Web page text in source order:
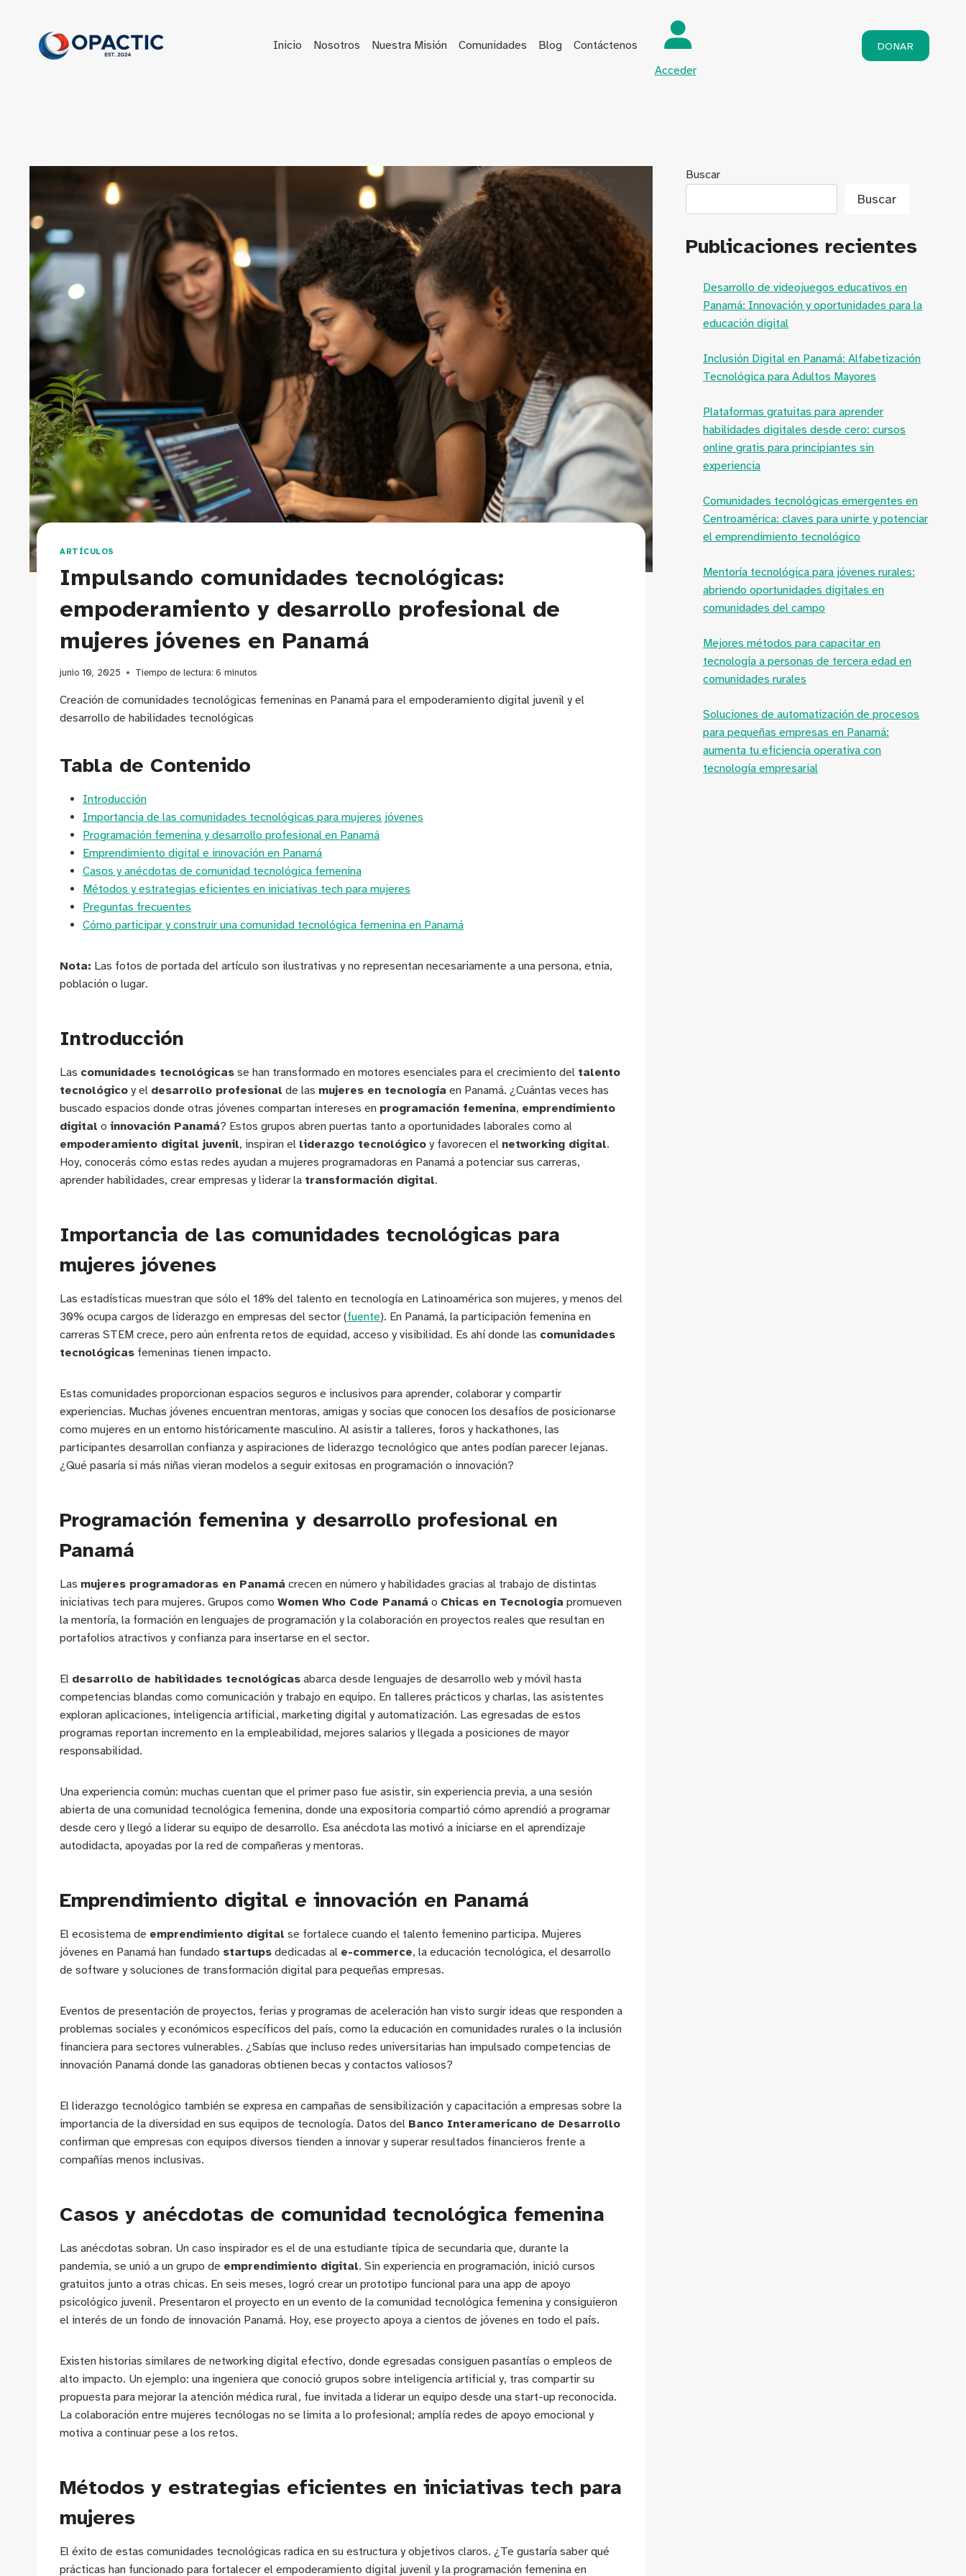
contenido
Inicio Nosotros Nuestra Misión Comunidades Blog
Contáctenos
Acceder
DONAR
ARTÍCULOS
Impulsando comunidades tecnológicas:
empoderamiento y desarrollo profesional de
mujeres jóvenes en Panamá
junio 10, 2025 Tiempo de lectura: 6 minutos
Creación de comunidades tecnológicas femeninas en Panamá para el empoderamiento digital juvenil y el
desarrollo de habilidades tecnológicas
Tabla de Contenido
Introducción
Importancia de las comunidades tecnológicas para mujeres jóvenes
Programación femenina y desarrollo profesional en Panamá
Emprendimiento digital e innovación en Panamá
Casos y anécdotas de comunidad tecnológica femenina
Métodos y estrategias eficientes en iniciativas tech para mujeres
Preguntas frecuentes
Cómo participar y construir una comunidad tecnológica femenina en Panamá
Nota: Las fotos de portada del artículo son ilustrativas y no representan necesariamente a una persona, etnia,
población o lugar.
Introducción
Las comunidades tecnológicas se han transformado en motores esenciales para el crecimiento del talento
tecnológico y el desarrollo profesional de las mujeres en tecnología en Panamá. ¿Cuántas veces has
buscado espacios donde otras jóvenes compartan intereses en programación femenina, emprendimiento
digital o innovación Panamá? Estos grupos abren puertas tanto a oportunidades laborales como al
empoderamiento digital juvenil, inspiran el liderazgo tecnológico y favorecen el networking digital.
Hoy, conocerás cómo estas redes ayudan a mujeres programadoras en Panamá a potenciar sus carreras,
aprender habilidades, crear empresas y liderar la transformación digital.
Importancia de las comunidades tecnológicas para
mujeres jóvenes
Las estadísticas muestran que sólo el 18% del talento en tecnología en Latinoamérica son mujeres, y menos del
30% ocupa cargos de liderazgo en empresas del sector (fuente). En Panamá, la participación femenina en
carreras STEM crece, pero aún enfrenta retos de equidad, acceso y visibilidad. Es ahí donde las comunidades
tecnológicas femeninas tienen impacto.
Estas comunidades proporcionan espacios seguros e inclusivos para aprender, colaborar y compartir
experiencias. Muchas jóvenes encuentran mentoras, amigas y socias que conocen los desafíos de posicionarse
como mujeres en un entorno históricamente masculino. Al asistir a talleres, foros y hackathones, las
participantes desarrollan confianza y aspiraciones de liderazgo tecnológico que antes podían parecer lejanas.
¿Qué pasaría si más niñas vieran modelos a seguir exitosas en programación o innovación?
Programación femenina y desarrollo profesional en
Panamá
Las mujeres programadoras en Panamá crecen en número y habilidades gracias al trabajo de distintas
iniciativas tech para mujeres. Grupos como Women Who Code Panamá o Chicas en Tecnología promueven
la mentoría, la formación en lenguajes de programación y la colaboración en proyectos reales que resultan en
portafolios atractivos y confianza para insertarse en el sector.
El desarrollo de habilidades tecnológicas abarca desde lenguajes de desarrollo web y móvil hasta
competencias blandas como comunicación y trabajo en equipo. En talleres prácticos y charlas, las asistentes
exploran aplicaciones, inteligencia artificial, marketing digital y automatización. Las egresadas de estos
programas reportan incremento en la empleabilidad, mejores salarios y llegada a posiciones de mayor
responsabilidad.
Una experiencia común: muchas cuentan que el primer paso fue asistir, sin experiencia previa, a una sesión
abierta de una comunidad tecnológica femenina, donde una expositoria compartió cómo aprendió a programar
desde cero y llegó a liderar su equipo de desarrollo. Esa anécdota las motivó a iniciarse en el aprendizaje
autodidacta, apoyadas por la red de compañeras y mentoras.
Emprendimiento digital e innovación en Panamá
El ecosistema de emprendimiento digital se fortalece cuando el talento femenino participa. Mujeres
jóvenes en Panamá han fundado startups dedicadas al e-commerce, la educación tecnológica, el desarrollo
de software y soluciones de transformación digital para pequeñas empresas.
Eventos de presentación de proyectos, ferias y programas de aceleración han visto surgir ideas que responden a
problemas sociales y económicos específicos del país, como la educación en comunidades rurales o la inclusión
financiera para sectores vulnerables. ¿Sabías que incluso redes universitarias han impulsado competencias de
innovación Panamá donde las ganadoras obtienen becas y contactos valiosos?
El liderazgo tecnológico también se expresa en campañas de sensibilización y capacitación a empresas sobre la
importancia de la diversidad en sus equipos de tecnología. Datos del Banco Interamericano de Desarrollo
confirman que empresas con equipos diversos tienden a innovar y superar resultados financieros frente a
compañías menos inclusivas.
Casos y anécdotas de comunidad tecnológica femenina
Las anécdotas sobran. Un caso inspirador es el de una estudiante típica de secundaria que, durante la
pandemia, se unió a un grupo de emprendimiento digital. Sin experiencia en programación, inició cursos
gratuitos junto a otras chicas. En seis meses, logró crear un prototipo funcional para una app de apoyo
psicológico juvenil. Presentaron el proyecto en un evento de la comunidad tecnológica femenina y consiguieron
el interés de un fondo de innovación Panamá. Hoy, ese proyecto apoya a cientos de jóvenes en todo el país.
Existen historias similares de networking digital efectivo, donde egresadas consiguen pasantías o empleos de
alto impacto. Un ejemplo: una ingeniera que conoció grupos sobre inteligencia artificial y, tras compartir su
propuesta para mejorar la atención médica rural, fue invitada a liderar un equipo desde una start-up reconocida.
La colaboración entre mujeres tecnólogas no se limita a lo profesional; amplía redes de apoyo emocional y
motiva a continuar pese a los retos.
Métodos y estrategias eficientes en iniciativas tech para
mujeres
El éxito de estas comunidades tecnológicas radica en su estructura y objetivos claros. ¿Te gustaría saber qué
prácticas han funcionado para fortalecer el empoderamiento digital juvenil y la programación femenina en
Buscar
Buscar
Publicaciones recientes
Desarrollo de videojuegos educativos en
Panamá: Innovación y oportunidades para la
educación digital
Inclusión Digital en Panamá: Alfabetización
Tecnológica para Adultos Mayores
Plataformas gratuitas para aprender
habilidades digitales desde cero: cursos
online gratis para principiantes sin
experiencia
Comunidades tecnológicas emergentes en
Centroamérica: claves para unirte y potenciar
el emprendimiento tecnológico
Mentoría tecnológica para jóvenes rurales:
abriendo oportunidades digitales en
comunidades del campo
Mejores métodos para capacitar en
tecnología a personas de tercera edad en
comunidades rurales
Soluciones de automatización de procesos
para pequeñas empresas en Panamá:
aumenta tu eficiencia operativa con
tecnología empresarial